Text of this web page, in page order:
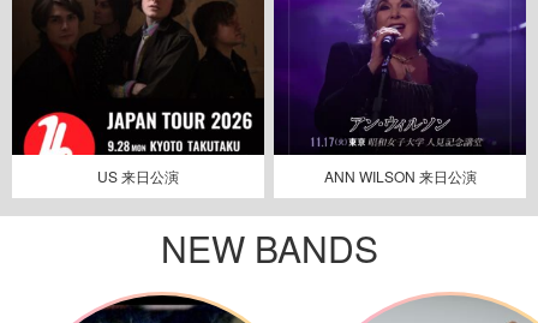
US 来日公演 ANN WILSON 来日公演
NEW BANDS